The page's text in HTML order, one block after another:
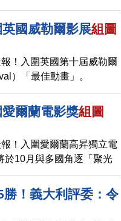
國威勒爾影展組圖
！入圍英國第十屆威勒爾
）「最佳動畫」。
爾蘭電影獎組圖
！入圍愛爾蘭高昇獨立電
於10月與多國角逐「聚光
！義大利評委：令